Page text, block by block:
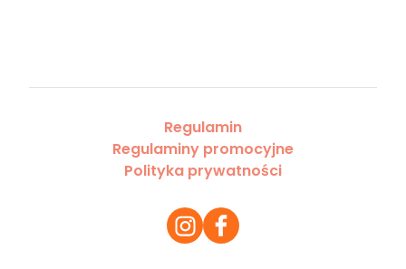
Regulamin
Regulaminy promocyjne
Polityka prywatności